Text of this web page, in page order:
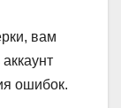
вам
ошибок.